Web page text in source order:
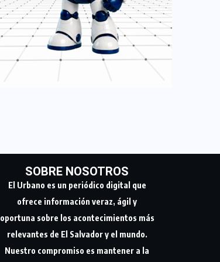
SOBRE NOSOTROS
El Urbano es un periódico digital que
ofrece información veraz, ágil y
oportuna sobre los acontecimientos más
relevantes de El Salvador y el mundo.
Nuestro compromiso es mantener a la